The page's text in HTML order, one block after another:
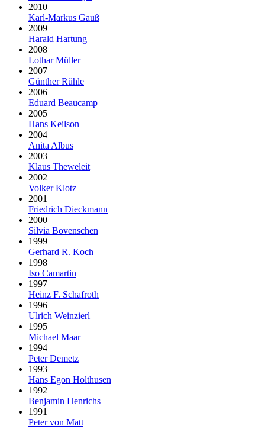
2010
Karl-Markus Gauß
2009
Harald Hartung
2008
Lothar Müller
2007
Günther Rühle
2006
Eduard Beaucamp
2005
Hans Keilson
2004
Anita Albus
2003
Klaus Theweleit
2002
Volker Klotz
2001
Friedrich Dieckmann
2000
Silvia Bovenschen
1999
Gerhard R. Koch
1998
Iso Camartin
1997
Heinz F. Schafroth
1996
Ulrich Weinzierl
1995
Michael Maar
1994
Peter Demetz
1993
Hans Egon Holthusen
1992
Benjamin Henrichs
1991
Peter von Matt